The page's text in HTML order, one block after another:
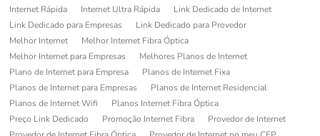
Internet Rápida
Internet Ultra Rápida
Link Dedicado de Internet
Link Dedicado para Empresas
Link Dedicado para Provedor
Melhor Internet
Melhor Internet Fibra Óptica
Melhor Internet para Empresas
Melhores Planos de Internet
Plano de Internet para Empresa
Planos de Internet Fixa
Planos de Internet para Empresas
Planos de Internet Residencial
Planos de Internet Wifi
Planos Internet Fibra Óptica
Preço Link Dedicado
Promoção Internet Fibra
Provedor de Internet